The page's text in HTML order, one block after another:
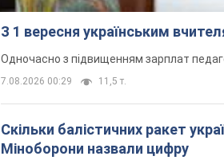
З 1 вересня українським
Одночасно з підвищенням зарплат
7.08.2026 00:29 11,5 т.
Скільки балістичних ракет
Міноборони назвали цифру